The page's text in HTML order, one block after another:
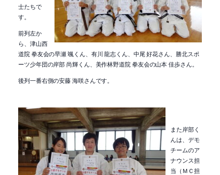
士たちで
す。
前列左か
ら、津山西
道院 拳友会の早瀬 颯くん、有川 龍志くん、中尾 好花さん、勝北スポ
ーツ少年団の岸部 尚輝くん、美作林野道院 拳友会の山本 佳歩さん。
後列一番右側の安藤 海咲さんです。
また岸部く
んは、デモ
チームのア
ナウンス担
当（ＭＣ担